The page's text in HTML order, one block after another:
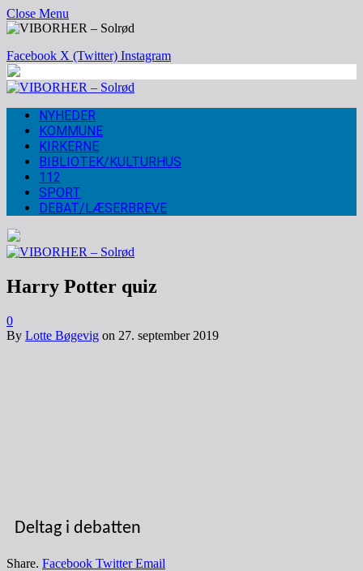
Close Menu
Facebook X (Twitter) Instagram
NYHEDER
KOMMUNE
KIRKERNE
BIBLIOTEK/KULTURHUS
112
SPORT
DEBAT/LÆSERBREVE
Harry Potter quiz
0
By Lotte Bøgevig on 27. september 2019
Deltag i debatten
Share. Facebook Twitter Email